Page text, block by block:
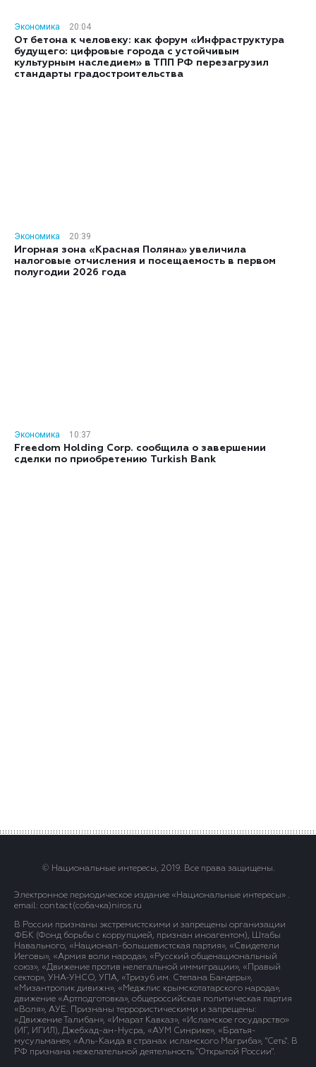
Экономика
20:04
От бетона к человеку: как форум «Инфраструктура
будущего: цифровые города с устойчивым
культурным наследием» в ТПП РФ перезагрузил
стандарты градостроительства
Экономика
20:39
Игорная зона «Красная Поляна» увеличила
налоговые отчисления и посещаемость в первом
полугодии 2026 года
Экономика
10:37
Freedom Holding Corp. сообщила о завершении
сделки по приобретению Turkish Bank
© Национальные интересы, 2019. Все права защищены.
Электронное периодическое издание «Национальные интересы» .
email: contact(сoбaчка)niros.ru
В России признаны экстремистскими и запрещены организации
ФБК (Фонд борьбы с коррупцией, признан иноагентом), Штабы
Навального, «Национал-большевистская партия», «Свидетели
Иеговы», «Армия воли народа», «Русский общенациональный
союз», «Движение против нелегальной иммиграции», «Правый
сектор», УНА-УНСО, УПА, «Тризуб им. Степана Бандеры»,
«Мизантропик дивижн», «Меджлис крымскотатарского народа»,
движение «Артподготовка», общероссийская политическая партия
«Воля», АУЕ. Признаны террористическими и запрещены:
«Движение Талибан», «Имарат Кавказ», «Исламское государство»
(ИГ, ИГИЛ), Джебхад-ан-Нусра, «АУМ Синрике», «Братья-
мусульмане», «Аль-Каида в странах исламского Магриба», "Сеть". В
РФ признана нежелательной деятельность "Открытой России".